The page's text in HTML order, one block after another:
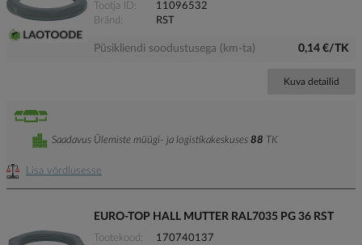
Tootja ID
11096532
Bränd
RST
Püsikliendi soodustusega (km-ta) 0,14 €/TK
Kuva detailid
Lisa võrdlusesse
Saadavus Ülemiste müügi- ja logistikakeskuses 88 TK
EURO-TOP HALL MUTTER RAL7035 PG 36 RST
Tootekood
170740137